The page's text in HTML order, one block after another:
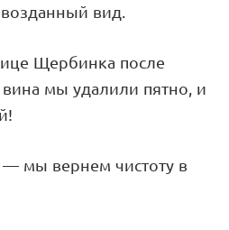
вид.
Щербинка после
мы удалили пятно, и
— мы вернем чистоту в